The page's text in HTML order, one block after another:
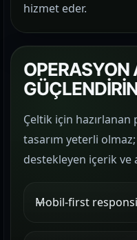
hizmet eder.
OPERASYON
Çeltik için hazırlanan
tasarım yeterli olmaz;
destekleyen içerik ve
Mobil-first